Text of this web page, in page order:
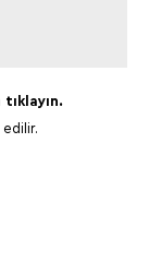
tıklayın.